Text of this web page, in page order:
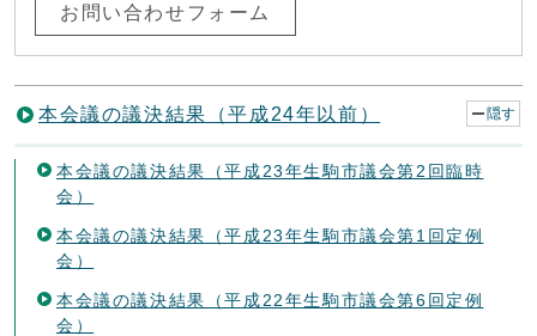
お問い合わせフォーム
本会議の議決結果（平成24年以前） 隠す
本会議の議決結果（平成23年生駒市議会第2回臨時
会）
本会議の議決結果（平成23年生駒市議会第1回定例
会）
本会議の議決結果（平成22年生駒市議会第6回定例
会）